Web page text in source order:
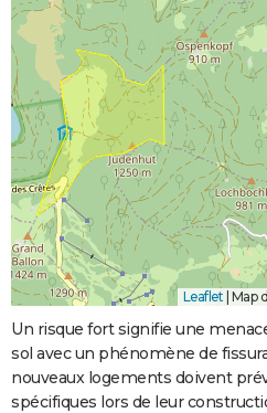
Leaflet | Map
Un risque fort signifie une
sol avec un phénomène de
nouveaux logements doivent
spécifiques lors de leur